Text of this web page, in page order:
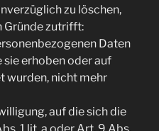
zu löschen,
Gründe zutrifft:
Daten
sie erhoben oder auf
wurden, nicht mehr
auf die sich die